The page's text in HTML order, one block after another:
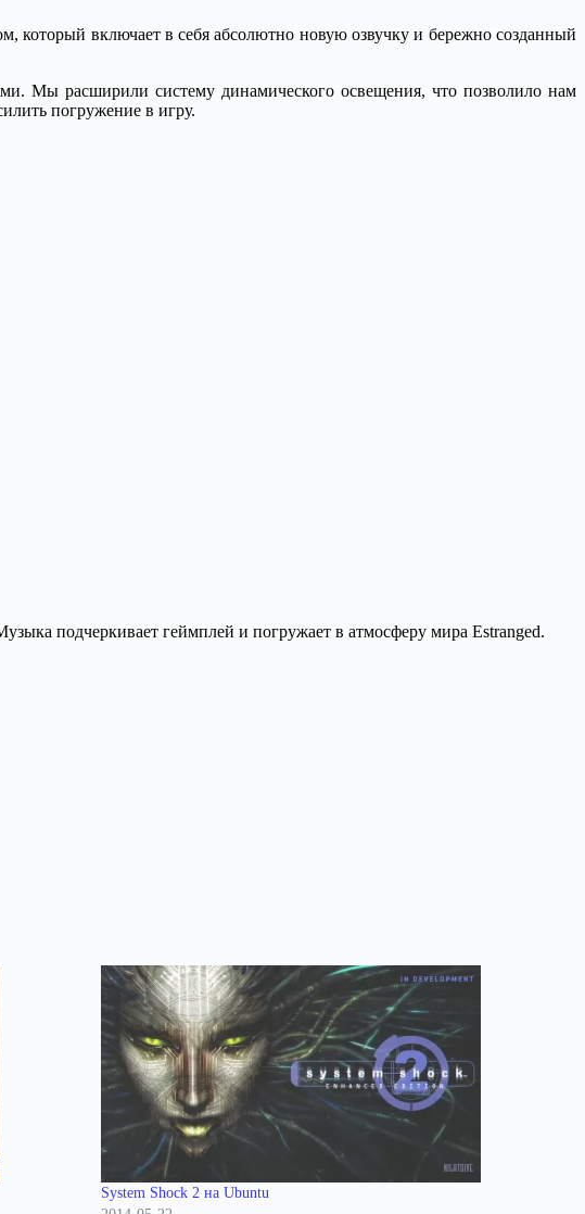
который включает в себя абсолютно новую озвучку и бережно созданный
Мы расширили систему динамического освещения, что позволило нам
погружение в игру.
подчеркивает геймплей и погружает в атмосферу мира Estranged.
System Shock 2 на Ubuntu